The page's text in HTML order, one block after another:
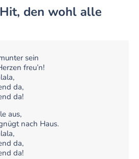
den wohl alle
sein
freu’n!
da,
da!
aus,
nach Haus.
da,
da!